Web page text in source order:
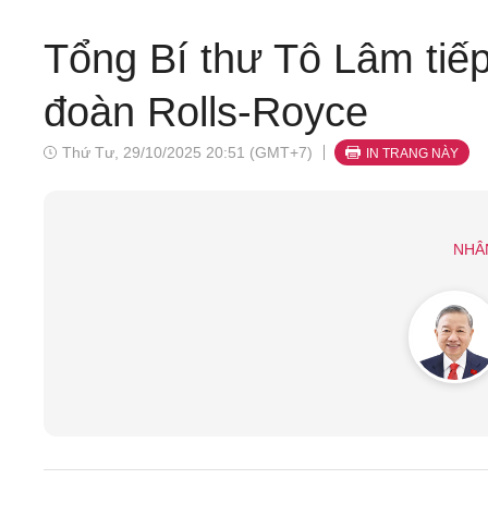
Tổng Bí thư Tô Lâm
đoàn Rolls-Royce
Thứ Tư, 29/10/2025 20:51 (GMT+7) IN TRANG NÀY